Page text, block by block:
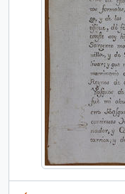
[UD compuesta] 0055
[UD compuesta] 0056
[UD compuesta] 0057 -
[UD compuesta] 0058 -
[UD compuesta] 0059 -
[UD compuesta] 0060
[UD compuesta]
[UD compuesta] 0062 -
[UD compuesta] 0063 -
[UD compuesta] 0064 -